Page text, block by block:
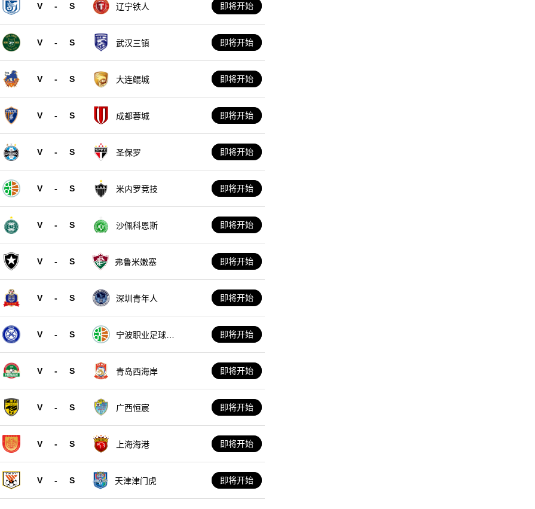
V - S 辽宁铁人 即将开始
V - S 武汉三镇 即将开始
V - S 大连鲲城 即将开始
V - S 成都蓉城 即将开始
V - S 圣保罗 即将开始
V - S 米内罗竞技 即将开始
V - S 沙佩科恩斯 即将开始
V - S 弗鲁米嫩塞 即将开始
V - S 深圳青年人 即将开始
V - S
宁波职业足球俱
即将开始
V - S 青岛西海岸 即将开始
V - S 广西恒宸 即将开始
V - S 上海海港 即将开始
V - S 天津津门虎 即将开始